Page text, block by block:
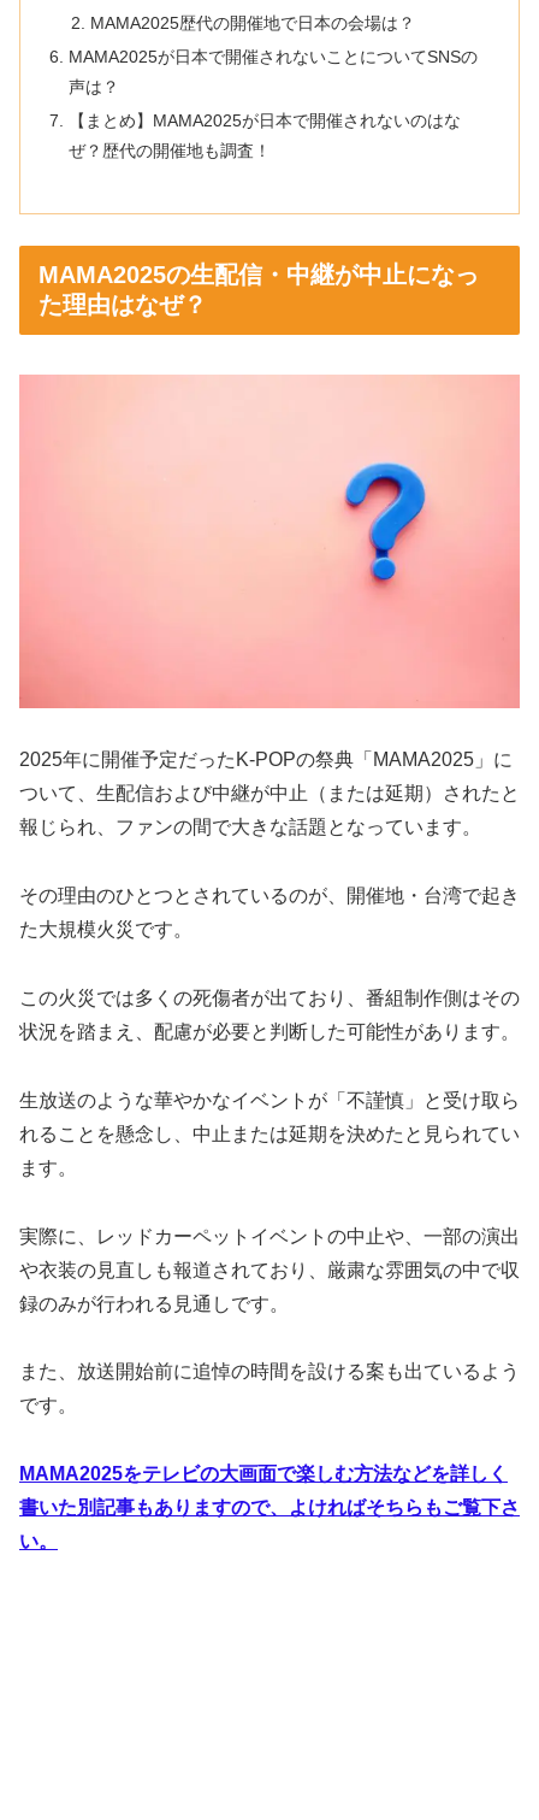
MAMA2025歴代の開催地で日本の会場は？
MAMA2025が日本で開催されないことについてSNSの
声は？
【まとめ】MAMA2025が日本で開催されないのはな
ぜ？歴代の開催地も調査！
MAMA2025の生配信・中継が中止になっ
た理由はなぜ？
2025年に開催予定だったK-POPの祭典「MAMA2025」に
ついて、生配信および中継が中止（または延期）されたと
報じられ、ファンの間で大きな話題となっています。
その理由のひとつとされているのが、開催地・台湾で起き
た大規模火災です。
この火災では多くの死傷者が出ており、番組制作側はその
状況を踏まえ、配慮が必要と判断した可能性があります。
生放送のような華やかなイベントが「不謹慎」と受け取ら
れることを懸念し、中止または延期を決めたと見られてい
ます。
実際に、レッドカーペットイベントの中止や、一部の演出
や衣装の見直しも報道されており、厳粛な雰囲気の中で収
録のみが行われる見通しです。
また、放送開始前に追悼の時間を設ける案も出ているよう
です。
MAMA2025をテレビの大画面で楽しむ方法などを詳しく
書いた別記事もありますので、よければそちらもご覧下さ
い。